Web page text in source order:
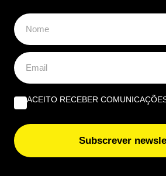
Reformada espanhola revela
mensalmente uma pensão de
preços cada vez mais
ACEITO RECEBER
Subscrever